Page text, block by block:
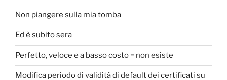
Non piangere sulla mia tomba
Ed è subito sera
Perfetto, veloce e a basso costo = non esiste
Modifica periodo di validità di default dei certificati su